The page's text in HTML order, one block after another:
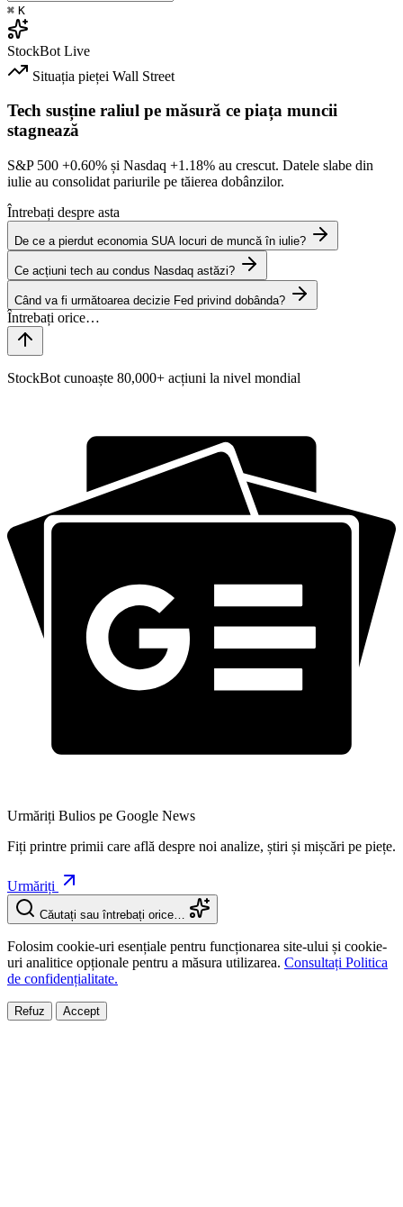
⌘ K
StockBot Live
Situația pieței Wall Street
Tech susține raliul pe măsură ce piața muncii
stagnează
S&P 500 +0.60% și Nasdaq +1.18% au crescut. Datele slabe din
iulie au consolidat pariurile pe tăierea dobânzilor.
Întrebați despre asta
De ce a pierdut economia SUA locuri de muncă în iulie?
Ce acțiuni tech au condus Nasdaq astăzi?
Când va fi următoarea decizie Fed privind dobânda?
StockBot cunoaște 80,000+ acțiuni la nivel mondial
Urmăriți Bulios pe Google News
Fiți printre primii care află despre noi analize, știri și mișcări pe piețe.
Urmăriți
Căutați sau întrebați orice…
Folosim cookie-uri esențiale pentru funcționarea site-ului și cookie-
uri analitice opționale pentru a măsura utilizarea. Consultați Politica
de confidențialitate.
Refuz Accept